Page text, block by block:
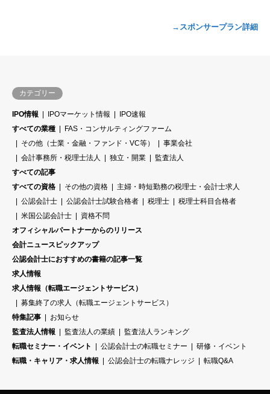
→スポンサープラン詳細
カテゴリー
IPO情報 IPOマーケット情報
IPO速報
すべての業種
FAS・コンサルティングファーム
その他（士業・金融・ファンド・VC等）
事業会社
会計事務所・税理士法人
独立・開業
監査法人
すべての記事
すべての資格
その他の資格
主婦・時短勤務の税理士・会計士求人
公認会計士
公認会計士試験合格者 税理士
税理士科目合格者
米国公認会計士
資格不問
オフィシャルパートナーからのリリース
会計ニュースピックアップ
公認会計士におすすめの書籍の記事一覧
求人情報
求人情報（転職エージェントサービス）
募集終了の求人（転職エージェントサービス）
特集記事
お知らせ
監査法人情報
監査法人の業績
監査法人ランキング
転職セミナー・イベント
公認会計士の転職セミナー
研修・イベント
転職・キャリア・求人情報
公認会計士の転職ナレッジ 転職Q&A